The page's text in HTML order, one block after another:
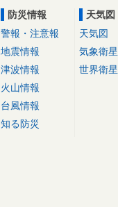
防災情報
警報・注意報
地震情報
津波情報
火山情報
台風情報
知る防災
天気図
天気図
気象衛星
世界衛星